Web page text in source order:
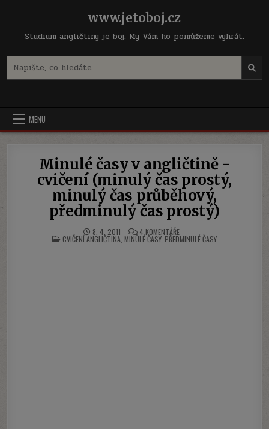
www.jetoboj.cz
Studium angličtiny je boj. My Vám ho pomůžeme vyhrát.
for:
MENU
Minulé časy v angličtině -
cvičení (minulý čas prostý,
minulý čas průběhový,
předminulý čas prostý)
8. 4. 2011 4 KOMENTÁŘEU
TEXTU
S
POSTED
IN
CVIČENÍ ANGLIČTINA MINULÉ ČASY, PŘEDMINULÉ ČASY